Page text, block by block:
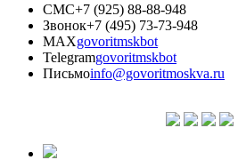
СМС+7 (925) 88-88-948
Звонок+7 (495) 73-73-948
MAXgovoritmskbot
Telegramgovoritmskbot
Письмоinfo@govoritmoskva.ru